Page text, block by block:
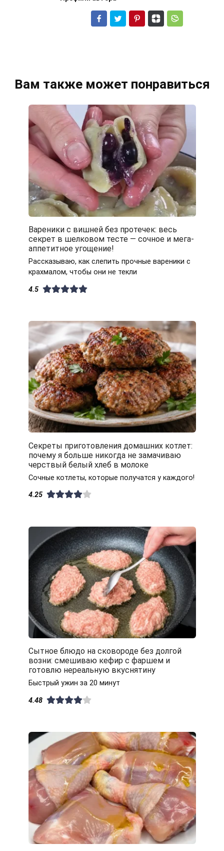
Вам также может понравиться
Вареники с вишней без протечек: весь
секрет в шелковом тесте — сочное и мега-
аппетитное угощение!
Рассказываю, как слепить прочные вареники с
крахмалом, чтобы они не текли
4.5
Секреты приготовления домашних котлет:
почему я больше никогда не замачиваю
черствый белый хлеб в молоке
Сочные котлеты, которые получатся у каждого!
4.25
Сытное блюдо на сковороде без долгой
возни: смешиваю кефир с фаршем и
готовлю нереальную вкуснятину
Быстрый ужин за 20 минут
4.48